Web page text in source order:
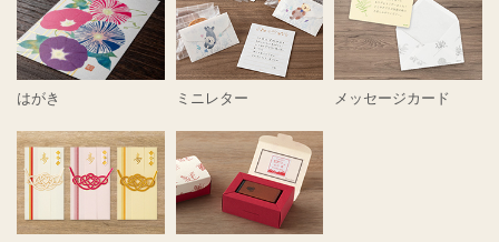
はがき ミニレター メッセージカード